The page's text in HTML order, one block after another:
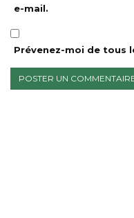
e-mail.
Prévenez-moi de tous